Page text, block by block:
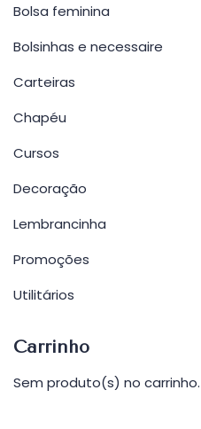
Bolsa feminina
Bolsinhas e necessaire
Carteiras
Chapéu
Cursos
Decoração
Lembrancinha
Promoções
Utilitários
Carrinho
Sem produto(s) no carrinho.